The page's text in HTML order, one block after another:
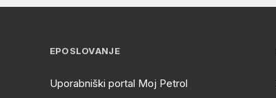
EPOSLOVANJE
Uporabniški portal Moj Petrol